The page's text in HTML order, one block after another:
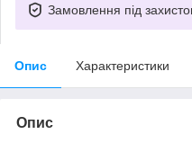
Замовлення під
Опис Характеристики
Опис